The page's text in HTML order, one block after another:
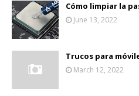
Cómo limpiar la
June 13, 2022
Trucos para
March 12, 2022